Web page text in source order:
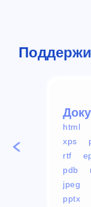
html
xps
rtf
pdb
jpeg
pptx